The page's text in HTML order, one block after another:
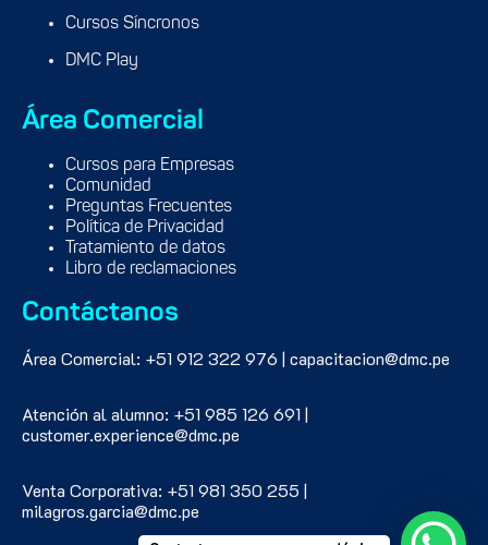
Cursos Síncronos
DMC Play
Área Comercial
Cursos para Empresas
Comunidad
Preguntas Frecuentes
Política de Privacidad
Tratamiento de datos
Libro de reclamaciones
Contáctanos
Área Comercial: +51 912 322 976 | capacitacion@dmc.pe
Atención al alumno: +51 985 126 691 |
customer.experience@dmc.pe
Venta Corporativa: +51 981 350 255 |
milagros.garcia@dmc.pe